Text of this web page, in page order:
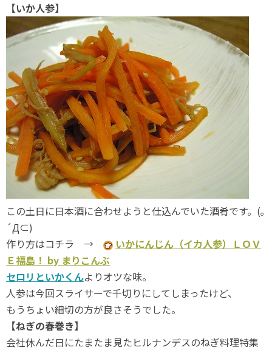
【いか人参】
この土日に日本酒に合わせようと仕込んでいた酒肴です。(｡
´Д⊂)
作り方はコチラ →
いかにんじん（イカ人参）ＬＯＶ
Ｅ福島！ by まりこんぶ
セロリといかくんよりオツな味。
人参は今回スライサーで千切りにしてしまったけど、
もうちょい細切の方が良さそうでした。
【ねぎの春巻き】
会社休んだ日にたまたま見たヒルナンデスのねぎ料理特集